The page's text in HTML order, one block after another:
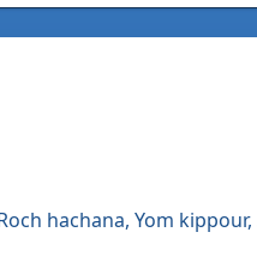
hachana, Yom